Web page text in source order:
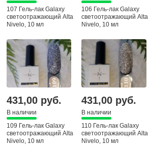
107 Гель-лак Galaxy
светоотражающий Alta
Nivelo, 10 мл
106 Гель-лак Galaxy
светоотражающий Alta
Nivelo, 10 мл
431,00 руб.
В наличии
109 Гель-лак Galaxy
светоотражающий Alta
Nivelo, 10 мл
431,00 руб.
В наличии
110 Гель-лак Galaxy
светоотражающий Alta
Nivelo, 10 мл